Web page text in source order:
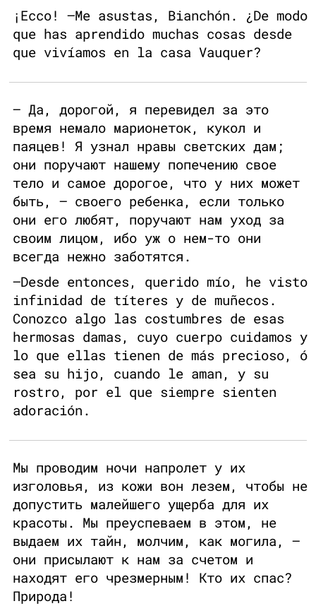
¡Ecco! —Me asustas, Bianchón. ¿De modo
que has aprendido muchas cosas desde
que vivíamos en la casa Vauquer?
— Да, дорогой, я перевидел за это
время немало марионеток, кукол и
паяцев! Я узнал нравы светских дам;
они поручают нашему попечению свое
тело и самое дорогое, что у них может
быть, — своего ребенка, если только
они его любят, поручают нам уход за
своим лицом, ибо уж о нем-то они
всегда нежно заботятся.
—Desde entonces, querido mío, he visto
infinidad de títeres y de muñecos.
Conozco algo las costumbres de esas
hermosas damas, cuyo cuerpo cuidamos y
lo que ellas tienen de más precioso, ó
sea su hijo, cuando le aman, y su
rostro, por el que siempre sienten
adoración.
Мы проводим ночи напролет у их
изголовья, из кожи вон лезем, чтобы не
допустить малейшего ущерба для их
красоты. Мы преуспеваем в этом, не
выдаем их тайн, молчим, как могила, —
они присылают к нам за счетом и
находят его чрезмерным! Кто их спас?
Природа!